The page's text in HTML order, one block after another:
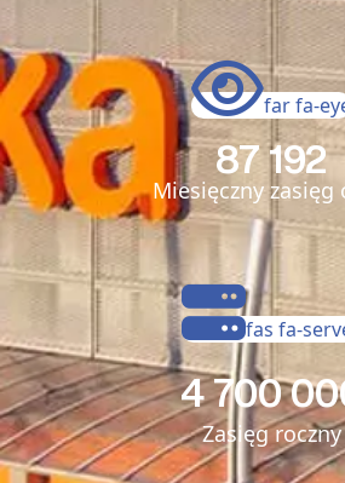
far fa-
87 192
Miesięczny zasięg
fas fa-
4 700
Zasięg roczny